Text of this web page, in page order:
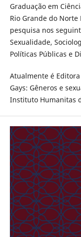
Graduação em
Rio Grande do Norte
pesquisa nos
Sexualidade,
Políticas Públicas e
Atualmente é
Gays: Gêneros e
Instituto Humanitas